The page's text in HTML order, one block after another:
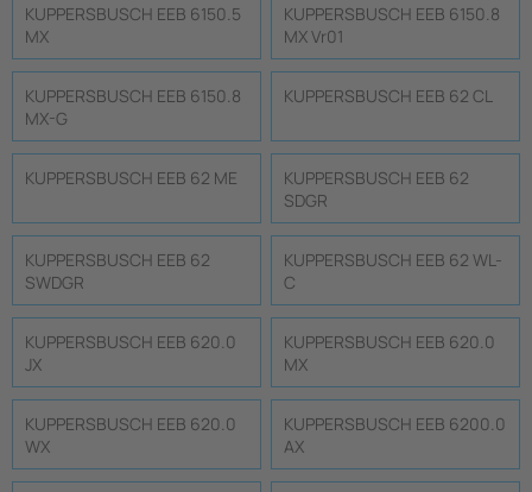
KUPPERSBUSCH EEB 6150.5
MX
KUPPERSBUSCH EEB 6150.8
MX Vr01
KUPPERSBUSCH EEB 6150.8
MX-G
KUPPERSBUSCH EEB 62 CL
KUPPERSBUSCH EEB 62 ME
KUPPERSBUSCH EEB 62
SDGR
KUPPERSBUSCH EEB 62
SWDGR
KUPPERSBUSCH EEB 62 WL-
C
KUPPERSBUSCH EEB 620.0
JX
KUPPERSBUSCH EEB 620.0
MX
KUPPERSBUSCH EEB 620.0
WX
KUPPERSBUSCH EEB 6200.0
AX